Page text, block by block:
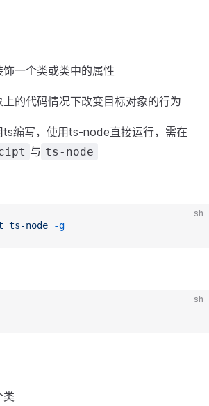
一个类或类中的属性
的代码情况下改变目标对象的行为
ts编写，使用ts-node直接运行，需在
与 ts-node
sh
ts-node -g
sh
类